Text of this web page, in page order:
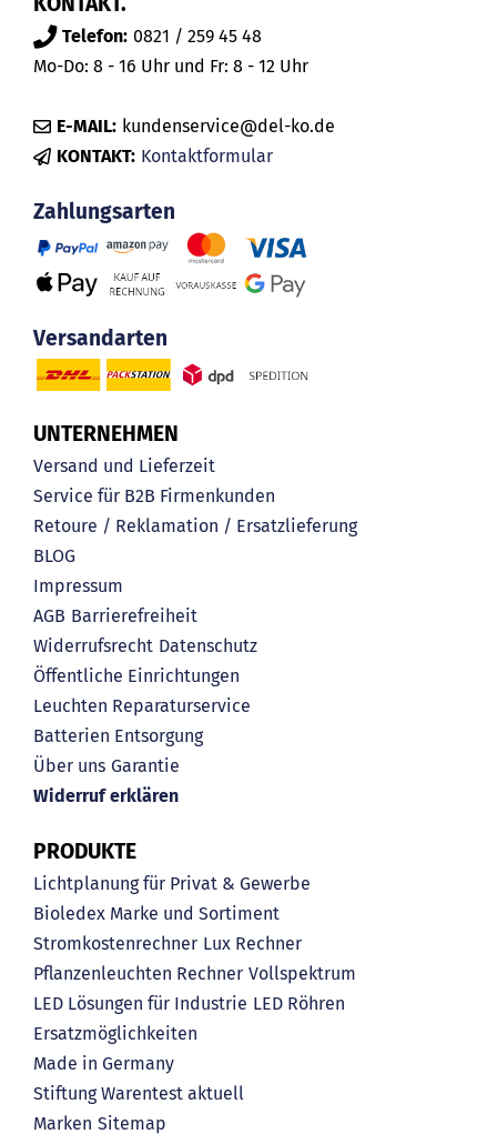
Telefon: 0821 / 259 45 48
Mo-Do: 8 - 16 Uhr und Fr: 8 - 12 Uhr
E-MAIL: kundenservice@del-ko.de
KONTAKT: Kontaktformular
Zahlungsarten
Versandarten
UNTERNEHMEN
Versand und Lieferzeit
Service für B2B Firmenkunden
Retoure / Reklamation / Ersatzlieferung
BLOG
Impressum
AGB Barrierefreiheit
Widerrufsrecht Datenschutz
Öffentliche Einrichtungen
Leuchten Reparaturservice
Batterien Entsorgung
Über uns Garantie
Widerruf erklären
PRODUKTE
Lichtplanung für Privat & Gewerbe
Bioledex Marke und Sortiment
Stromkostenrechner Lux Rechner
Pflanzenleuchten Rechner Vollspektrum
LED Lösungen für Industrie LED Röhren
Ersatzmöglichkeiten
Made in Germany
Stiftung Warentest aktuell
Marken Sitemap